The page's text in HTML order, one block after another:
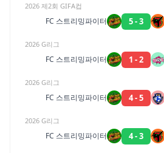
2026 제2회 GIFA컵
FC 스트리밍파이터 5-3
2026 G리그
FC 스트리밍파이터 1 -2
2026 G리그
FC 스트리밍파이터 4-5
2026 G리그
FC 스트리밍파이터 4-3